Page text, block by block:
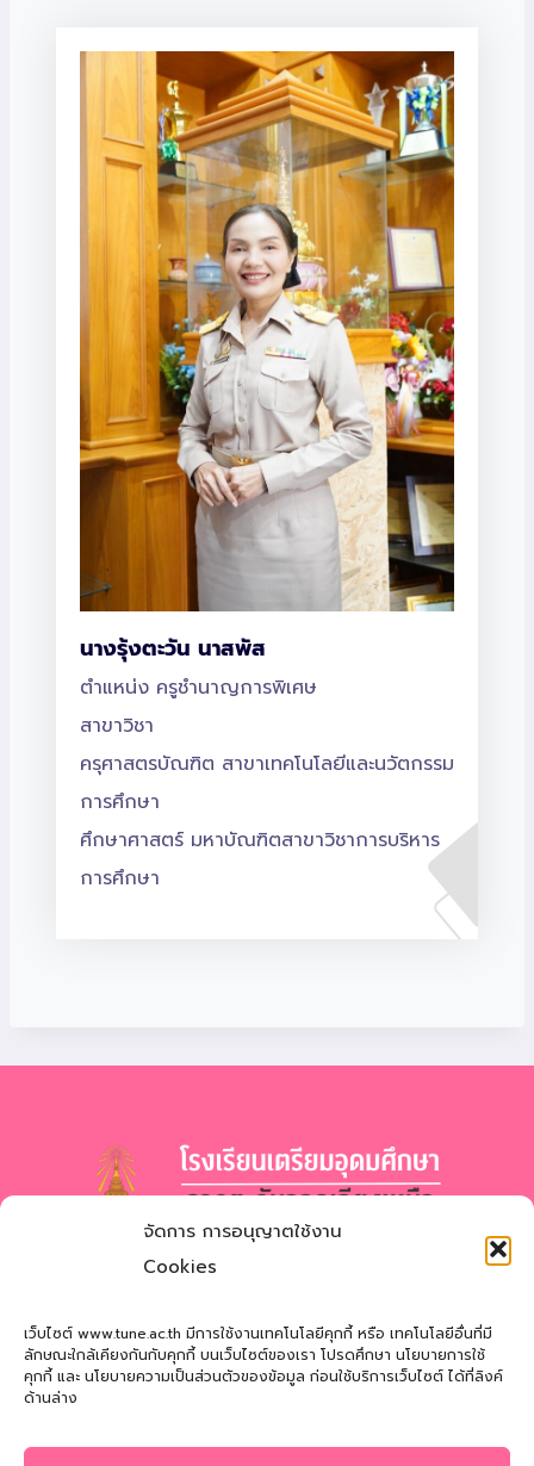
จัดการ การอนุญาตใช้งาน
Cookies
เว็บไซต์ www.tune.ac.th มีการใช้งานเทคโนโลยีคุกกี้ หรือ เทคโนโลยีอื่นที่มี
ลักษณะใกล้เคียงกันกับคุกกี้ บนเว็บไซต์ของเรา โปรดศึกษา นโยบายการใช้
คุกกี้ และ นโยบายความเป็นส่วนตัวของข้อมูล ก่อนใช้บริการเว็บไซต์ ได้ที่ลิงค์
ด้านล่าง
นางรุ้งตะวัน นาสพัส
ตำแหน่ง ครูชำนาญการพิเศษ
สาขาวิชา
ครุศาสตรบัณฑิต สาขาเทคโนโลยีและนวัตกรรม
การศึกษา
ศึกษาศาสตร์ มหาบัณฑิตสาขาวิชาการบริหาร
การศึกษา
โรงเรียนเตรียมอุดมศึกษา
Triamudomsuksa School of the Northeast
ที่อยู่: 121 หมู่ที่ 12 ถ.นิตโย ต.สว่างแดนดิน อ.สว่างแดนดิน